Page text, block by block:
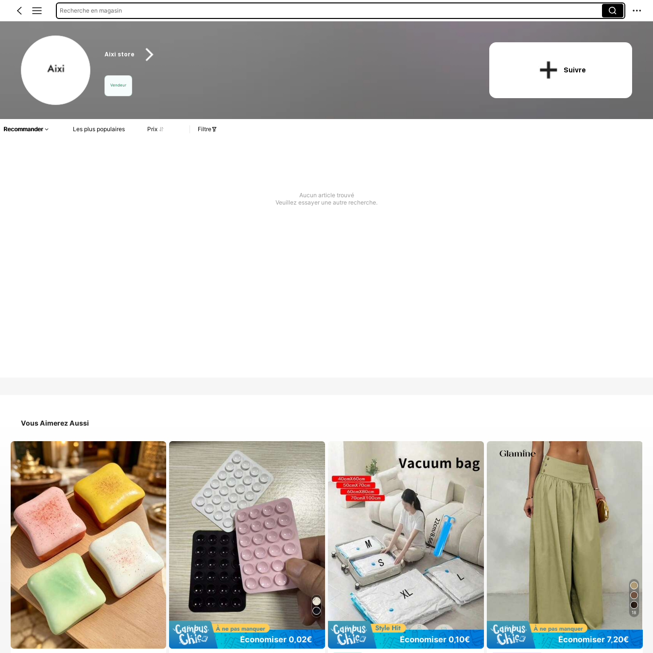
Recherche en magasin
Aixi store
Vendeur
Suivre
Recommander Les plus populaires Prix Filtre
Aucun article trouvé
Veuillez essayer une autre recherche.
Vous Aimerez Aussi
Économiser 0,02€ Économiser 0,10€
18
Économiser 7,20€